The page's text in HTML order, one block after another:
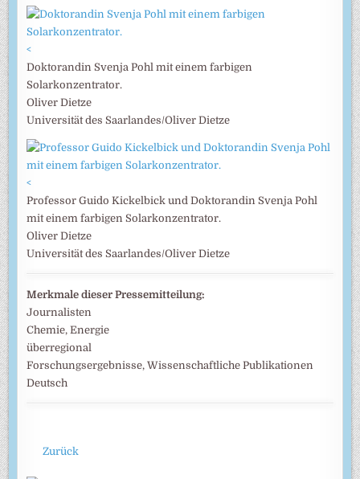
<
Doktorandin Svenja Pohl mit einem farbigen
Solarkonzentrator.
Oliver Dietze
Universität des Saarlandes/Oliver Dietze
<
Professor Guido Kickelbick und Doktorandin Svenja Pohl
mit einem farbigen Solarkonzentrator.
Oliver Dietze
Universität des Saarlandes/Oliver Dietze
Merkmale dieser Pressemitteilung:
Journalisten
Chemie, Energie
überregional
Forschungsergebnisse, Wissenschaftliche Publikationen
Deutsch
Zurück